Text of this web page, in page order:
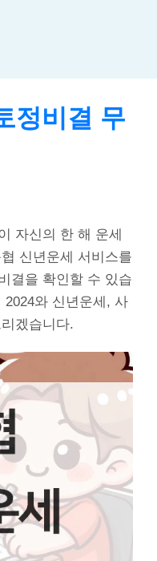
정비결 무
자신의 한 해 운세
신년운세 서비스를
결을 확인할 수 있습
와 신년운세, 사
겠습니다.